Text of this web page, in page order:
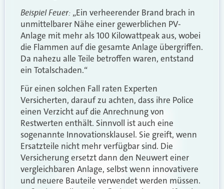
Beispiel Feuer: „Ein verheerender Brand brach in
unmittelbarer Nähe einer gewerblichen PV-
Anlage mit mehr als 100 Kilowattpeak aus, wobei
die Flammen auf die gesamte Anlage übergriffen.
Da nahezu alle Teile betroffen waren, entstand
ein Totalschaden.“
Für einen solchen Fall raten Experten
Versicherten, darauf zu achten, dass ihre Police
einen Verzicht auf die Anrechnung von
Restwerten enthält. Sinnvoll ist auch eine
sogenannte Innovationsklausel. Sie greift, wenn
Ersatzteile nicht mehr verfügbar sind. Die
Versicherung ersetzt dann den Neuwert einer
vergleichbaren Anlage, selbst wenn innovativere
und neuere Bauteile verwendet werden müssen.